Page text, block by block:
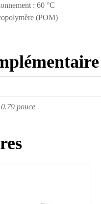
: 60 °C
(POM)
pouce